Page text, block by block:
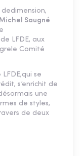
Saugné
LFDE, aux
Comité
se
s’enrichit de
une
de styles,
de deux